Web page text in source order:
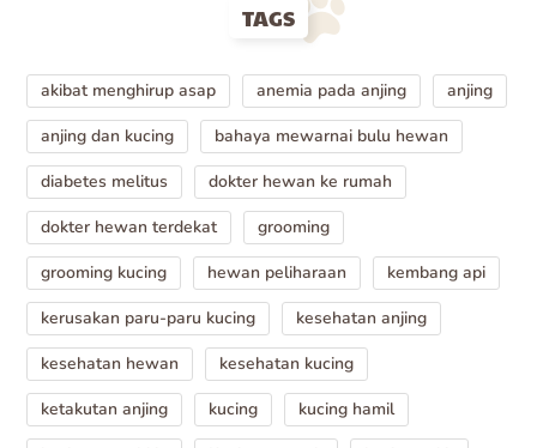
TAGS
akibat menghirup asap anemia pada anjing
anjing
anjing dan kucing
bahaya mewarnai bulu hewan
diabetes melitus
dokter hewan ke rumah
dokter hewan terdekat
grooming
grooming kucing
hewan peliharaan
kembang api
kerusakan paru-paru kucing
kesehatan anjing
kesehatan hewan
kesehatan kucing
ketakutan anjing
kucing
kucing hamil